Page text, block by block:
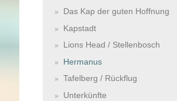
Das Kap der guten Hoffnung
Kapstadt
Lions Head / Stellenbosch
Hermanus
Tafelberg / Rückflug
Unterkünfte